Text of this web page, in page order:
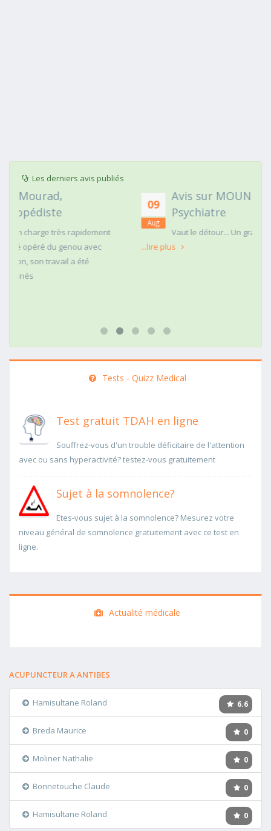
Les derniers avis publiés
09
Avis sur MOUNIA HOUSSAIM,
Vaut le détour... Un grand détour !!
...lire plus
Tests - Quizz Medical
Test gratuit TDAH en ligne
Souffrez-vous d'un trouble déficitaire de l'attention
avec ou sans hyperactivité? testez-vous gratuitement
Sujet à la somnolence?
Etes-vous sujet à la somnolence? Mesurez votre
niveau général de somnolence gratuitement avec ce test en
ligne.
Actualité médicale
ACUPUNCTEUR A ANTIBES
6.6
Hamisultane Roland
0
Breda Maurice
0
Moliner Nathalie
0
Bonnetouche Claude
0
Hamisultane Roland